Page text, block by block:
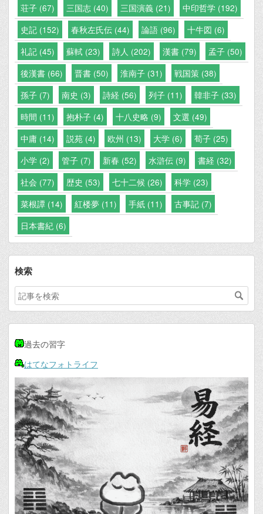
荘子 (67) 三国志 (40) 三国演義 (21)
中印哲学 (192)
史記 (152)
春秋左氏伝 (44) 論語 (96)
十牛図 (6)
礼記 (45)
蘇軾 (23) 詩人 (202) 漢書 (79)
孟子 (50)
後漢書 (66)
晋書 (50) 淮南子 (31)
戦国策 (38)
孫子 (7)
南史 (3) 詩経 (56) 列子 (11)
韓非子 (33)
時間 (11)
抱朴子 (4) 十八史略 (9)
文選 (49)
中庸 (14)
説苑 (4) 欧州 (13) 大学 (6)
荀子 (25)
小学 (2)
管子 (7) 新春 (52) 水滸伝 (9)
書経 (32)
社会 (77)
歴史 (53) 七十二候 (26)
科学 (23)
菜根譚 (14)
紅楼夢 (11) 手紙 (11)
古事記 (7)
日本書紀 (6)
検索
過去の習字
はてなフォトライフ